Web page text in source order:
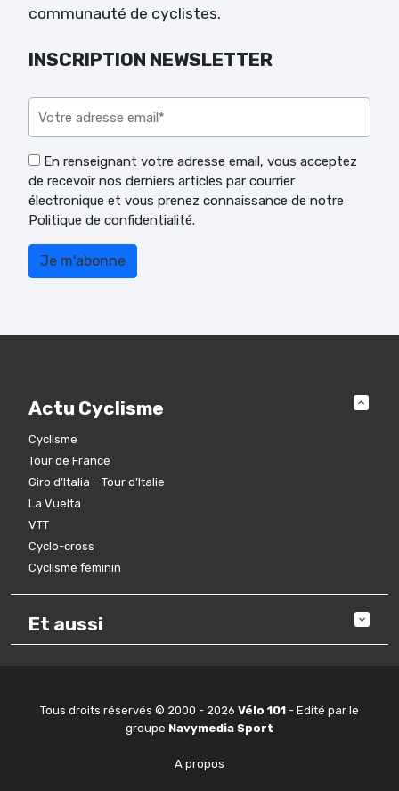
communauté de cyclistes.
INSCRIPTION NEWSLETTER
En renseignant votre adresse email, vous acceptez
de recevoir nos derniers articles par courrier
électronique et vous prenez connaissance de notre
Politique de confidentialité.
Actu Cyclisme
Cyclisme
Tour de France
Giro d’Italia – Tour d’Italie
La Vuelta
VTT
Cyclo-cross
Cyclisme féminin
Et aussi
Tous droits réservés © 2000 - 2026 Vélo 101 - Edité par le
groupe Navymedia Sport
A propos